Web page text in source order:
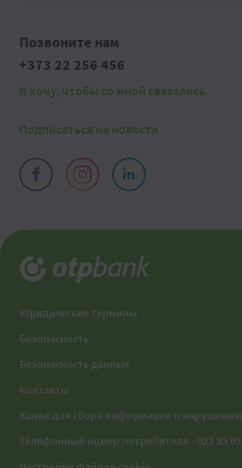
Позвоните нам
+373 22 256 456
Я хочу, чтобы со мной связались
Подписаться на новости
Юридические термины
Безопасность
Безопасность данных
Контакты
Канал для сбора информации о
Телефонный номер потребителя - 022 85 95